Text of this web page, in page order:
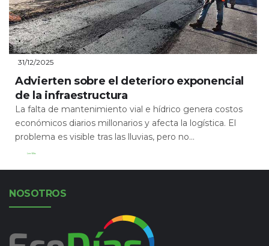
31/12/2025
Advierten sobre el deterioro exponencial
de la infraestructura
La falta de mantenimiento vial e hídrico genera costos
económicos diarios millonarios y afecta la logística. El
problema es visible tras las lluvias, pero no...
Leer Más
NOSOTROS